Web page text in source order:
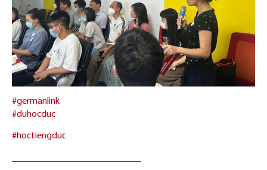
#germanlink
#duhocduc
#hoctiengduc